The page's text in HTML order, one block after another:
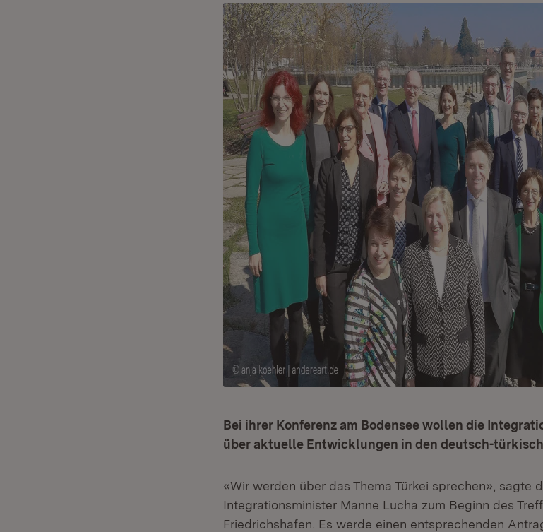
Bei ihrer Konferenz am Bodensee wollen die
über aktuelle Entwicklungen in den deutsch-
«Wir werden über das Thema Türkei sprechen», sagte
Integrationsminister Manne Lucha zum Beginn des
Friedrichshafen. Es werde einen entsprechenden